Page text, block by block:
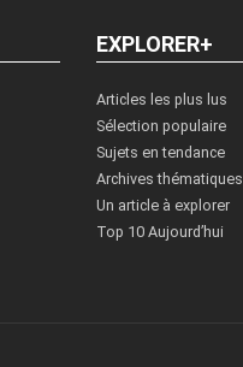
EXPLORER+
Articles les plus lus
Sélection populaire
Sujets en tendance
Archives thématiques
Un article à explorer
Top 10 Aujourd’hui